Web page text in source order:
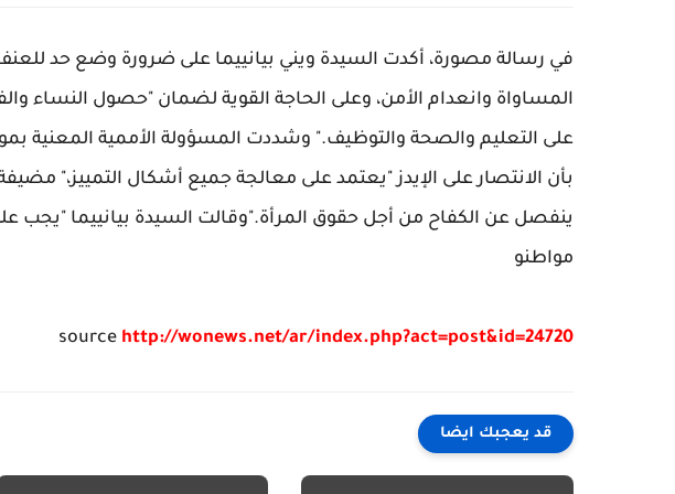
في رسالة مصورة، أكدت السيدة ويني بيانييما على ضرورة وضع حد للعنف
المساواة وانعدام الأمن، وعلى الحاجة القوية لضمان "حصول النساء
على التعليم والصحة والتوظيف." وشددت المسؤولة الأممية المعنية
بأن الانتصار على الإيدز "يعتمد على معالجة جميع أشكال التمييز،" مضيفة
ينفصل عن الكفاح من أجل حقوق المرأة."وقالت السيدة بيانييما "يجب
مواطنو
source http://wonews.net/ar/index.php?act=post&id=24720
قد يعجبك ايضا